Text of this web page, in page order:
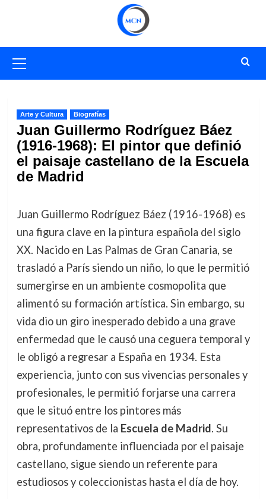
primario
Arte y Cultura Biografías
Juan Guillermo Rodríguez Báez
(1916-1968): El pintor que definió
el paisaje castellano de la Escuela
de Madrid
Juan Guillermo Rodríguez Báez (1916-1968) es
una figura clave en la pintura española del siglo
XX. Nacido en Las Palmas de Gran Canaria, se
trasladó a París siendo un niño, lo que le permitió
sumergirse en un ambiente cosmopolita que
alimentó su formación artística. Sin embargo, su
vida dio un giro inesperado debido a una grave
enfermedad que le causó una ceguera temporal y
le obligó a regresar a España en 1934. Esta
experiencia, junto con sus vivencias personales y
profesionales, le permitió forjarse una carrera
que le situó entre los pintores más
representativos de la Escuela de Madrid. Su
obra, profundamente influenciada por el paisaje
castellano, sigue siendo un referente para
estudiosos y coleccionistas hasta el día de hoy.